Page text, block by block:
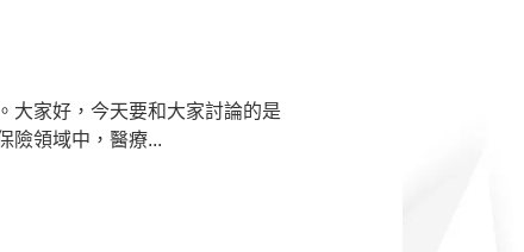
大家好，今天要和大家討論的是
險領域中，醫療...